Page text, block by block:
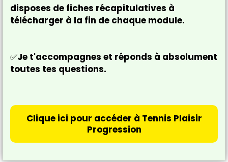
disposes de fiches récapitulatives à
télécharger à la fin de chaque module.
✅Je t'accompagnes et réponds à absolument
toutes tes questions.
Clique ici pour accéder à Tennis Plaisir
Progression